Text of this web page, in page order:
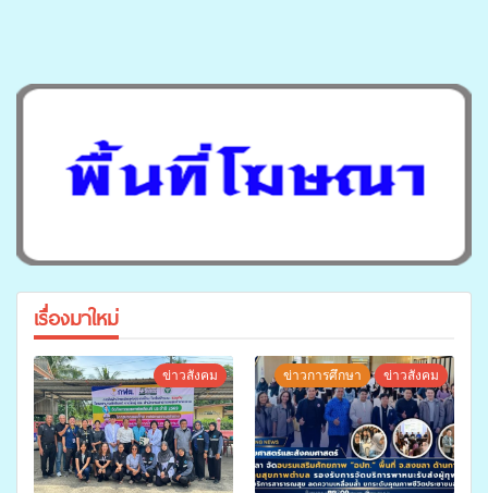
เรื่องมาใหม่
ข่าวสังคม ข่าวการศึกษา ข่าวสังคม